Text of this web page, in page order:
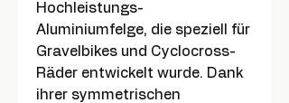
Hochleistungs-
Aluminiumfelge, die speziell für
Gravelbikes und Cyclocross-
Räder entwickelt wurde. Dank
ihrer symmetrischen